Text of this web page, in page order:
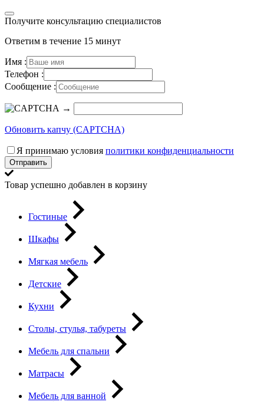
Получите консультацию специалистов
Ответим в течение 15 минут
Имя :
Телефон :
Сообщение :
→
Обновить капчу (CAPTCHA)
Я принимаю условия политики конфиденциальности
Отправить
Товар успешно добавлен в корзину
Гостиные
Шкафы
Мягкая мебель
Детские
Кухни
Столы, стулья, табуреты
Мебель для спальни
Матрасы
Мебель для ванной